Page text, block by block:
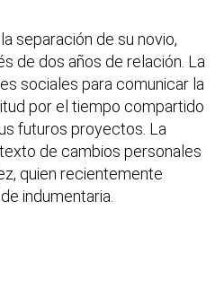
separación de su novio,
de dos años de relación. La
sociales para comunicar la
por el tiempo compartido
futuros proyectos. La
de cambios personales
quien recientemente
indumentaria.